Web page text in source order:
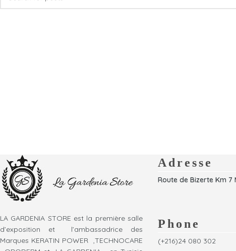
LA GARDENIA STORE est la première salle
d’exposition et l’ambassadrice des
Marques KERATIN POWER ,TECHNOCARE
Adresse
Route de Bizerte Km 7
Phone
(+216)24 080 302